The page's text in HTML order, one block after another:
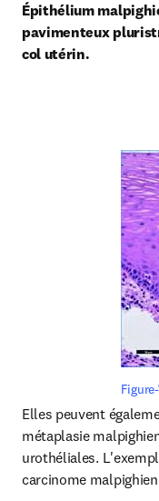
Épithélium
pavimenteux
col utérin.
Figure-
Elles peuvent
métaplasie
urothéliales.
carcinome